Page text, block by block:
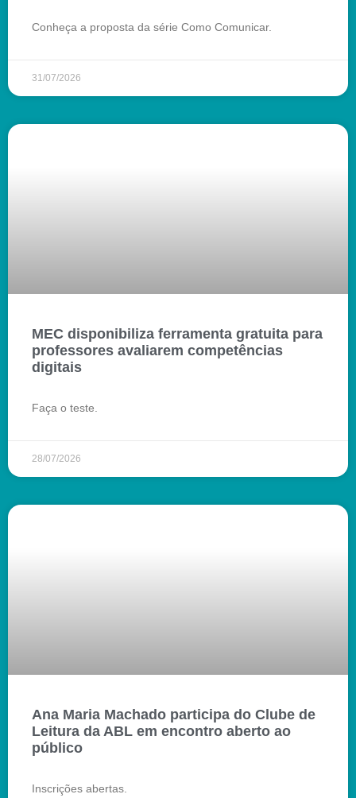
Conheça a proposta da série Como Comunicar.
31/07/2026
MEC disponibiliza ferramenta gratuita para
professores avaliarem competências
digitais
Faça o teste.
28/07/2026
Ana Maria Machado participa do Clube de
Leitura da ABL em encontro aberto ao
público
Inscrições abertas.